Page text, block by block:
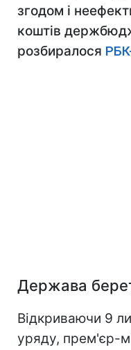
згодом і
коштів
розбиралося
Держава
Відкриваючи 9
уряду, прем'єр-